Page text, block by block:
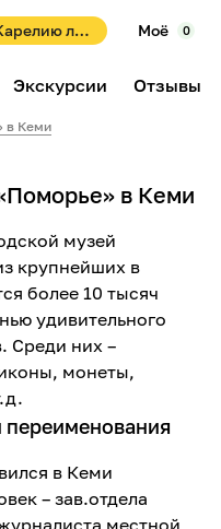
Туры в Карелию летом 2026! Раннее бронирование со скидками до 10%! Моё 0
Экскурсии Отзывы
в Кеми
в Кеми
музей
крупнейших в
более 10 тысяч
удивительного
Среди них –
монеты,
переименования
в Кеми
– зав.отдела
местной